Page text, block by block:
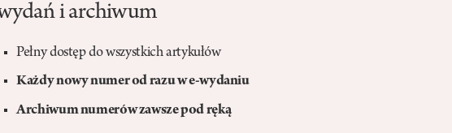
i archiwum
Pełny dostęp do wszystkich artykułów
Każdy nowy numer od razu w e-wydaniu
Archiwum numerów zawsze pod ręką